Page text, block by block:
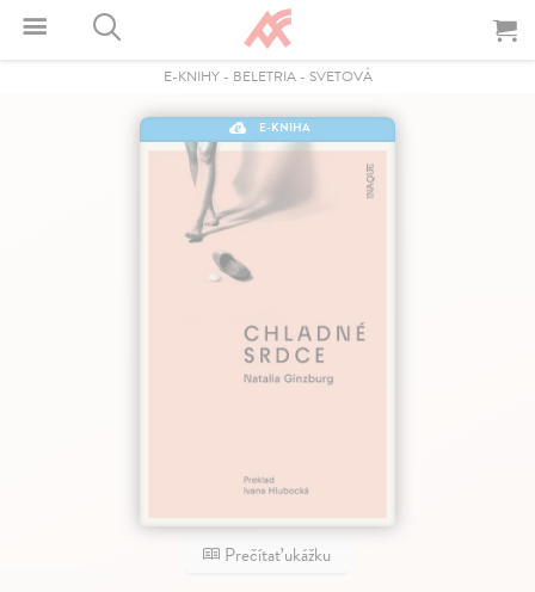
E-KNIHY- BELETRIA- SVETOVÁ
E-KNIHA
Prečítať ukážku